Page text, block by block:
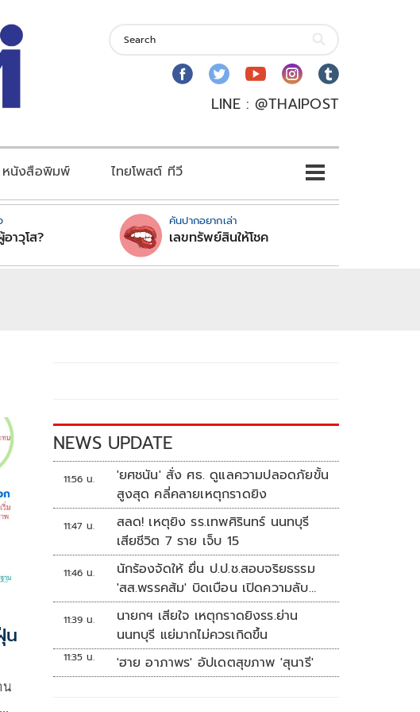
LINE : @THAIPOST
หนังสือพิมพ์ ไทยโพสต์ ทีวี
าวุโส?
คันปากอยากเล่า
เลขทรัพย์สินให้โชค
น
น
NEWS UPDATE
11:56 น.
'ยศชนัน' สั่ง ศธ. ดูแลความปลอดภัยขั้น
สูงสุด คลี่คลายเหตุกราดยิง
11:47 น.
สลด! เหตุยิง รร.เทพศิรินทร์ นนทบุรี
เสียชีวิต 7 ราย เจ็บ 15
11:46 น.
นักร้องจัดให้ ยื่น ป.ป.ช.สอบจริยธรรม
'สส.พรรคส้ม' บิดเบือน เปิดความลับ
'บังเกอร์ทหาร'
11:39 น.
นายกฯ เสียใจ เหตุกราดยิงรร.ย่าน
นนทบุรี แย่มากไม่ควรเกิดขึ้น
11:35 น. 'ฮาย อาภาพร' อัปเดตสุขภาพ 'สุนารี'